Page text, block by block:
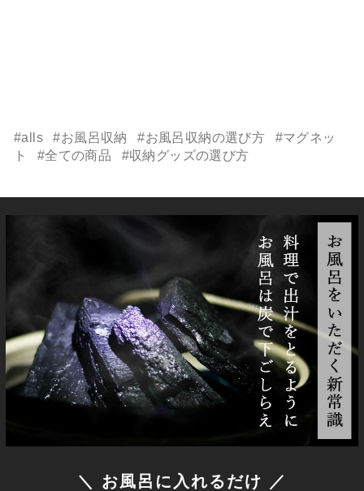
#alls #お風呂収納 #お風呂収納の選び方
#マグネッ
ト
#全ての商品 #収納グッズの選び方
＼ お風呂に入れるだけ ／